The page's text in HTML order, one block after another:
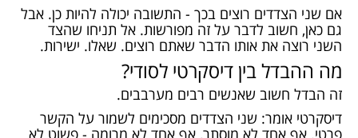
אם שני הצדדים רוצים בכך - התשובה יכולה להיות כן. אבל
גם כאן, חשוב לדבר על זה מפורשות. אל תניחו שהצד
השני רוצה את אותו הדבר שאתם רוצים. שאלו. ישירות.
מה ההבדל בין דיסקרטי לסודי?
זה הבדל חשוב שאנשים רבים מערבבים.
דיסקרטי אומר: שני הצדדים מסכימים לשמור על הקשר